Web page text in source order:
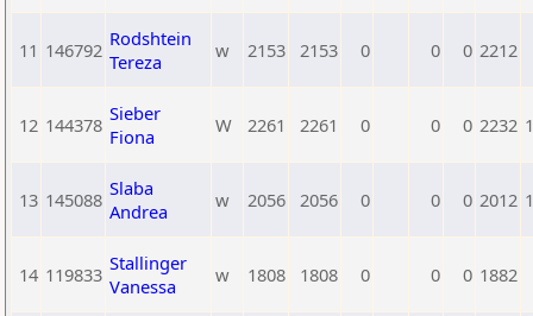
11 146792 Rodshtein
Tereza
w 2153 2153 0 0 0 2212
12 144378 Sieber
Fiona
W 2261 2261 0 0 0 2232
13 145088 Slaba
Andrea
w 2056 2056 0 0 0 2012
14 119833 Stallinger
Vanessa
w 1808 1808 0 0 0 1882